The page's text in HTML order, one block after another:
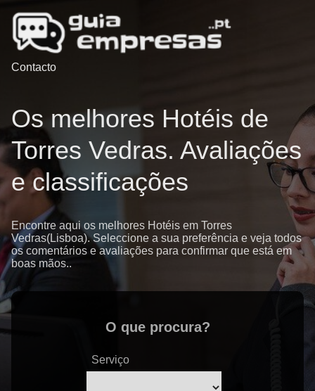
Contacto
Os melhores Hotéis de
Torres Vedras. Avaliações
e classificações
Encontre aqui os melhores Hotéis em Torres
Vedras(Lisboa). Seleccione a sua preferência e veja todos
os comentários e avaliações para confirmar que está em
boas mãos..
O que procura?
Serviço